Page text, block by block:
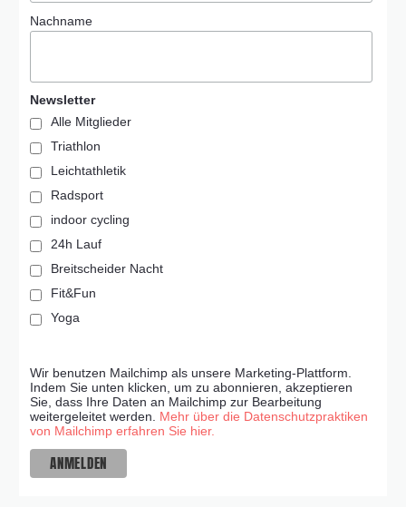
Nachname
Newsletter
Alle Mitglieder
Triathlon
Leichtathletik
Radsport
indoor cycling
24h Lauf
Breitscheider Nacht
Fit&Fun
Yoga
Wir benutzen Mailchimp als unsere Marketing-Plattform.
Indem Sie unten klicken, um zu abonnieren, akzeptieren
Sie, dass Ihre Daten an Mailchimp zur Bearbeitung
weitergeleitet werden. Mehr über die Datenschutzpraktiken
von Mailchimp erfahren Sie hier.